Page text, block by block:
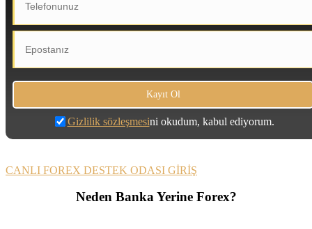
Gizlilik sözleşmesini okudum, kabul ediyorum.
CANLI FOREX DESTEK ODASI GİRİŞ
Neden Banka Yerine Forex?